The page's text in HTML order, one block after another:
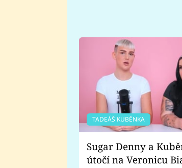
TADEÁŠ KUBĚNKA
Sugar Denny a
útočí na Veronicu